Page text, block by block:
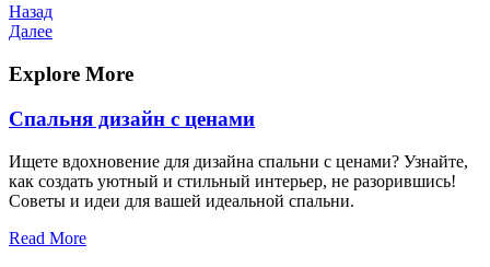
Навигация
по
записям
Предыдущая
запись
Назад
Следующая
Далее
Explore More
Спальня дизайн с ценами
Ищете вдохновение для дизайна спальни с ценами? Узнайте,
как создать уютный и стильный интерьер, не разорившись!
Советы и идеи для вашей идеальной спальни.
Read More